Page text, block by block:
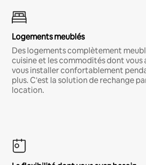
Logements meublés
Des logements complètement
cuisine et les commodités dont vous
vous installer confortablement
plus. C'est la solution de rechange
location.